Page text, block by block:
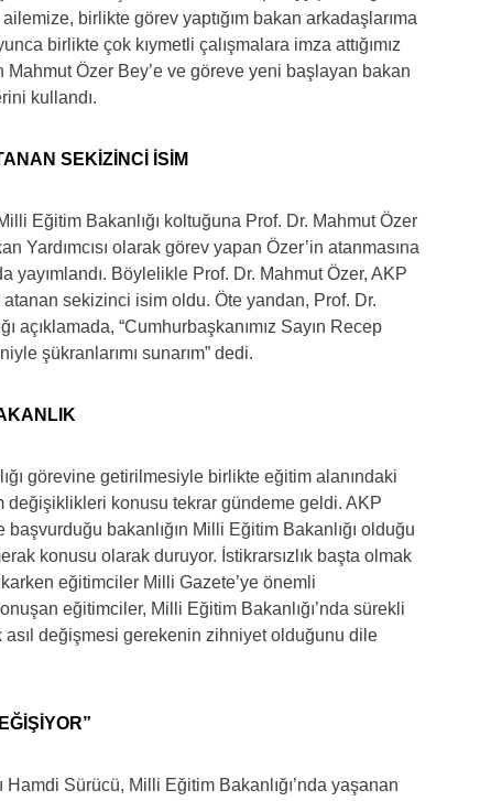
birlikte görev yaptığım bakan arkadaşlarıma
birlikte çok kıymetli çalışmalara imza attığımız
Mahmut Özer Bey’e ve göreve yeni başlayan bakan
kullandı.
SEKİZİNCİ İSİM
Eğitim Bakanlığı koltuğuna Prof. Dr. Mahmut Özer
Yardımcısı olarak görev yapan Özer’in atanmasına
yayımlandı. Böylelikle Prof. Dr. Mahmut Özer, AKP
atanan sekizinci isim oldu. Öte yandan, Prof. Dr.
açıklamada, “Cumhurbaşkanımız Sayın Recep
şükranlarımı sunarım” dedi.
görevine getirilmesiyle birlikte eğitim alanındaki
değişiklikleri konusu tekrar gündeme geldi. AKP
bakanlığın Milli Eğitim Bakanlığı olduğu
konusu olarak duruyor. İstikrarsızlık başta olmak
eğitimciler Milli Gazete’ye önemli
eğitimciler, Milli Eğitim Bakanlığı’nda sürekli
asıl değişmesi gerekenin zihniyet olduğunu dile
Sürücü, Milli Eğitim Bakanlığı’nda yaşanan